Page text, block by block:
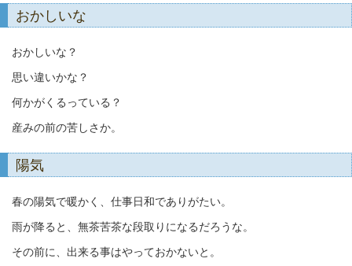
おかしいな
おかしいな？
思い違いかな？
何かがくるっている？
産みの前の苦しさか。
陽気
春の陽気で暖かく、仕事日和でありがたい。
雨が降ると、無茶苦茶な段取りになるだろうな。
その前に、出来る事はやっておかないと。